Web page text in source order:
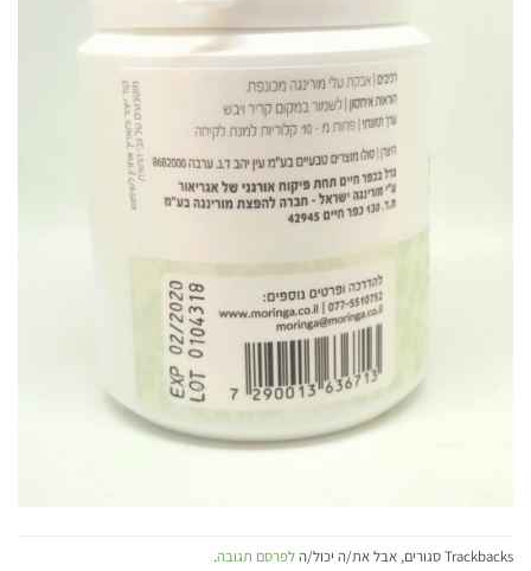
Trackbacks סגורים, אבל את/ה יכול/ה לפרסם תגובה.